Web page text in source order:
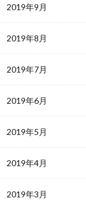
2019年9月
2019年8月
2019年7月
2019年6月
2019年5月
2019年4月
2019年3月